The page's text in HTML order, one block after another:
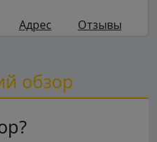
Адрес Отзывы
обзор